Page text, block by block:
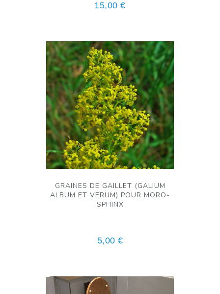
15,00€
GRAINES DE GAILLET (GALIUM
ALBUM ET VERUM) POUR MORO-
SPHINX
5,00 €